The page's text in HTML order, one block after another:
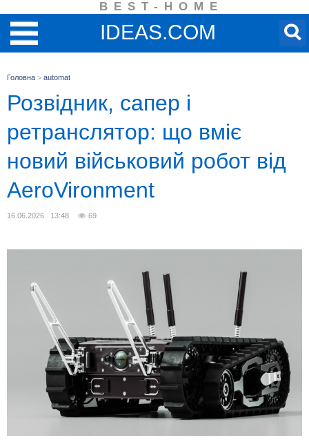
BEST-HOME
IDEAS.COM
Головна > automat
Розвідник, сапер і
ретранслятор: що вміє
новий військовий робот від
AeroVironment
16.06.2026 13:48 69